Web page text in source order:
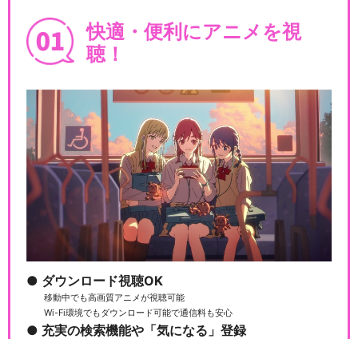
Fate/Grand Order -MOON
L…
Fate/Grand Order -絶対魔獣
戦…
点…
快適・便利にアニメを視
聴！
ダウンロード視聴OK
移動中でも高画質アニメが視聴可能
Wi-Fi環境でもダウンロード可能で通信料も安心
充実の検索機能や「気になる」登録